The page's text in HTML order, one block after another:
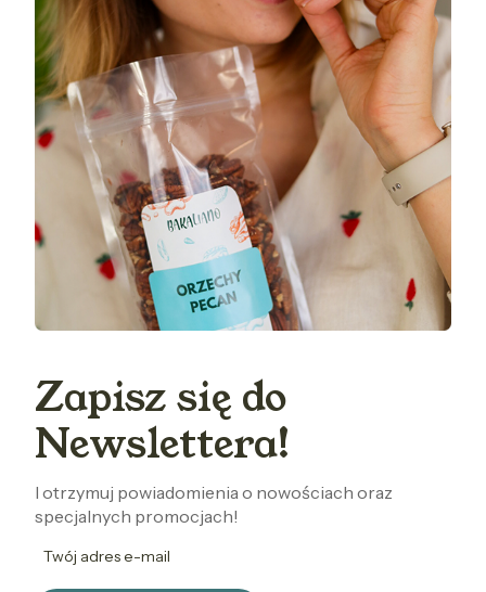
Zapisz się do
Newslettera!
I otrzymuj powiadomienia o nowościach oraz
specjalnych promocjach!
Twój adres e-mail